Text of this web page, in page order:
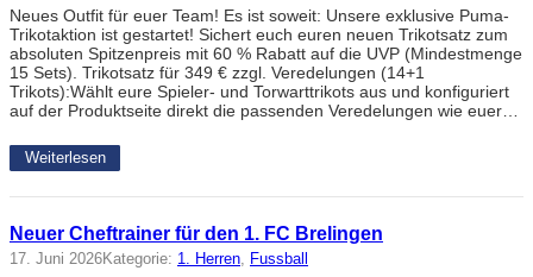
Neues Outfit für euer Team! Es ist soweit: Unsere exklusive Puma-
Trikotaktion ist gestartet! Sichert euch euren neuen Trikotsatz zum
absoluten Spitzenpreis mit 60 % Rabatt auf die UVP (Mindestmenge
15 Sets). Trikotsatz für 349 € zzgl. Veredelungen (14+1
Trikots):Wählt eure Spieler- und Torwarttrikots aus und konfiguriert
auf der Produktseite direkt die passenden Veredelungen wie euer…
Weiterlesen
Neuer Cheftrainer für den 1. FC Brelingen
17. Juni 2026Kategorie: 1. Herren, Fussball